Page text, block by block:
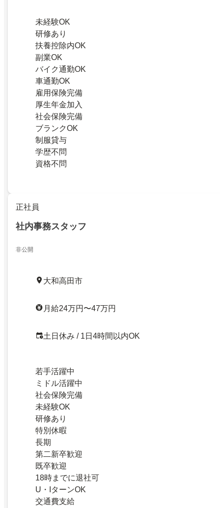
未経験OK
研修あり
扶養控除内OK
副業OK
バイク通勤OK
車通勤OK
雇用保険完備
厚生年金加入
社会保険完備
ブランクOK
制服貸与
学歴不問
資格不問
正社員
社内事務スタッフ
非公開
大和高田市
月給24万円〜47万円
土日休み / 1日4時間以内OK
若手活躍中
ミドル活躍中
社会保険完備
未経験OK
研修あり
特別休暇
長期
第二新卒歓迎
既卒歓迎
18時までに退社可
U・IターンOK
交通費支給